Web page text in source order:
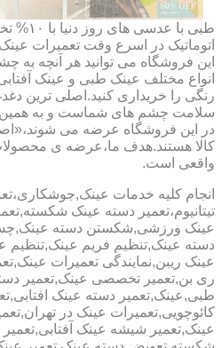
طبی با
اتوماتیک در اسرع وقت تعمیرات
این فروشگاه می توانید هر آنچه به
انواع مختلف عینک طبی و عینک
رنگی را خریداری کنید.اصلی ترین
سلامت چشم های شماست و به همین
در این فروشگاه عرضه می
کالا هستند.هدف ما،عرضه ی
واقعی است.
انجام کلیه خدمات
تیتانیوم،تعمیر دسته عینک
عینک ورزشی,شکستن دسته
دسته عینک,تنظیم فریم عینک,تنظیم
عینک ریبن,نمایندگی تعمیرات
ری بن,تعمیر تخصصی عینک,تعمیر
طبی,عینک,تعمیر دسته عینک
کائوچویی,تعمیرات عینک در
عینک,تعمیر شیشه عینک